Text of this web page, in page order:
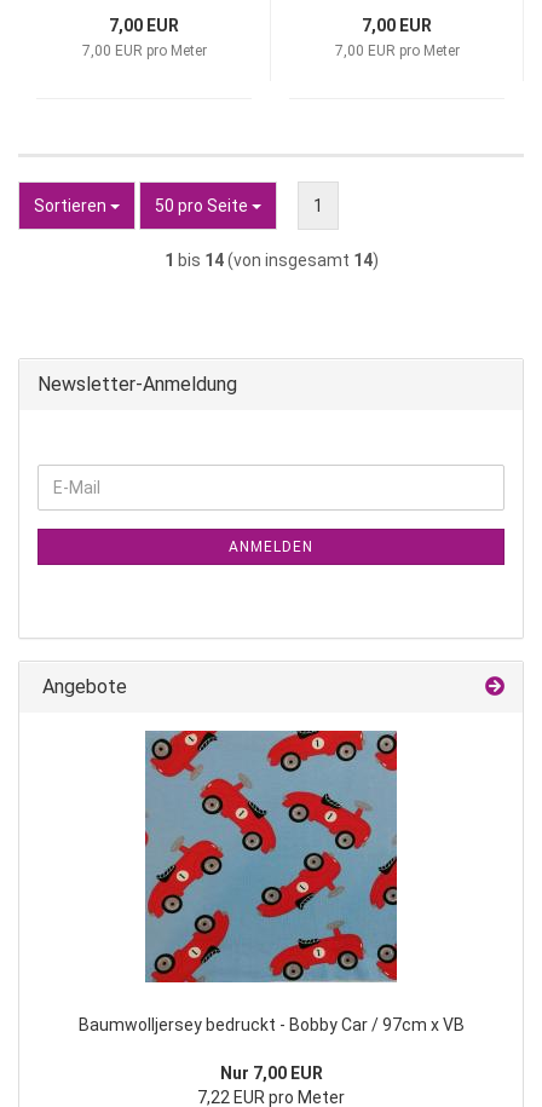
7,00 EUR
7,00 EUR pro Meter
7,00 EUR
7,00 EUR pro Meter
Sortieren
Sortieren 50 pro Seite
pro Seite 1
1 bis 14(von insgesamt 14)
Newsletter-Anmeldung
ZUR
E-
Mail
ANMELDEN
Angebote
Baumwolljersey bedruckt - Bobby Car / 97cm x VB
Nur 7,00 EUR
7,22 EUR pro Meter